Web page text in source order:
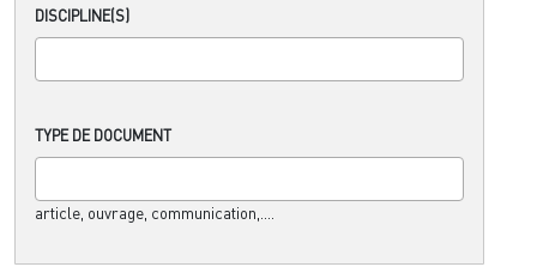
DISCIPLINE(S)
TYPE DE DOCUMENT
article, ouvrage, communication,....